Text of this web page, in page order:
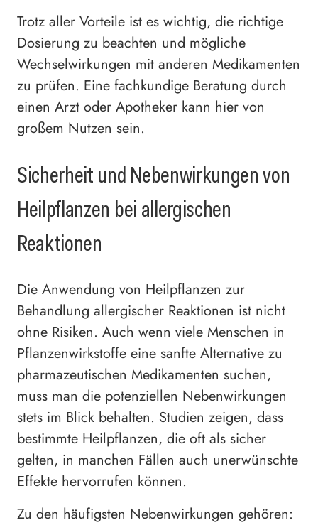
Trotz aller Vorteile ist es wichtig, die richtige
Dosierung zu beachten und mögliche
Wechselwirkungen mit anderen Medikamenten
zu prüfen. Eine fachkundige Beratung durch
einen Arzt oder Apotheker kann hier von
großem Nutzen sein.
Sicherheit und Nebenwirkungen von
Heilpflanzen bei allergischen
Reaktionen
Die Anwendung von Heilpflanzen zur
Behandlung allergischer Reaktionen ist nicht
ohne Risiken. Auch wenn viele Menschen in
Pflanzenwirkstoffe eine sanfte Alternative zu
pharmazeutischen Medikamenten suchen,
muss man die potenziellen Nebenwirkungen
stets im Blick behalten. Studien zeigen, dass
bestimmte Heilpflanzen, die oft als sicher
gelten, in manchen Fällen auch unerwünschte
Effekte hervorrufen können.
Zu den häufigsten Nebenwirkungen gehören: